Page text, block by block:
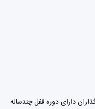
دارای دوره قفل چندساله